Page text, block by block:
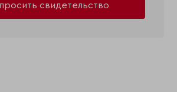
свидетельство